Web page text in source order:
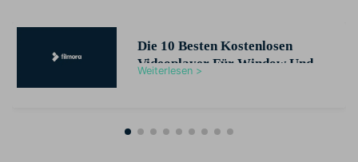
Die 10 Besten Kostenlosen
Videoplayer Für Window Und
Weiterlesen >